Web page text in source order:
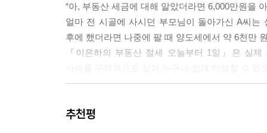
2025년부터 인구감소지역, 지방 미분양 주택 비과
[현장사례로 보는 절세전략] 이사로 인한 2주택자,
[현장사례로 보는 절세전략] 오피스텔로 인한 2주
[현장사례로 보는 절세전략] 2주택자와 결혼, 누구
4장 다주택자의 양도세 절세법
01 다주택자 중과유예 종료, 사전 체크리스트
“아, 부동산 세금에 대해 알았더라면 6,000만원을
얼마 전 시골에 사시던 부모님이 돌아가신 A씨
후에 했더라면 나중에 팔 때 양도세에서 약 6천만
『이은하의 부동산 절세 오늘부터 1일』은 실
서울 마포구에 주택 2채와 강남에 1채, 고향인 경
추천평